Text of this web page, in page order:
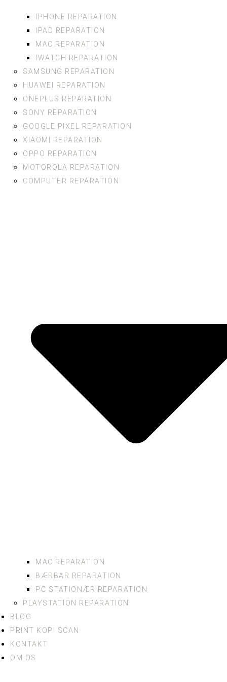
IPHONE REPARATION
IPAD REPARATION
MAC REPARATION
IWATCH REPARATION
SAMSUNG REPARATION
HUAWEI REPARATION
ONEPLUS REPARATION
SONY REPARATION
GOOGLE PIXEL REPARATION
XIAOMI REPARATION
OPPO REPARATION
MOTOROLA REPARATION
COMPUTER REPARATION
MAC REPARATION
BÆRBAR REPARATION
PC STATIONÆR REPARATION
PLAYSTATION REPARATION
BLOG
PRINT KOPI SCAN
KONTAKT
OM OS